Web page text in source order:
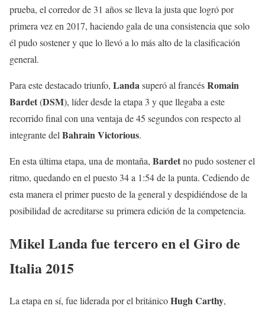
prueba, el corredor de 31 años se lleva la justa que logró por
primera vez en 2017, haciendo gala de una consistencia que solo
él pudo sostener y que lo llevó a lo más alto de la clasificación
general.
Para este destacado triunfo, Landasuperó al francésRomain
Bardet(DSM), líder desde la etapa 3 y que llegaba a este
recorrido final con una ventaja de 45 segundos con respecto al
integrante del BahrainVictorious.
En esta última etapa, una de montaña, Bardetno pudo sostener el
ritmo, quedando en el puesto 34 a 1:54 de la punta. Cediendo de
esta manera el primer puesto de la general y despidiéndose de la
posibilidad de acreditarse su primera edición de la competencia.
Mikel Landa fue tercero en el Giro de
Italia 2015
La etapa en sí, fue liderada por el británicoHughCarthy,